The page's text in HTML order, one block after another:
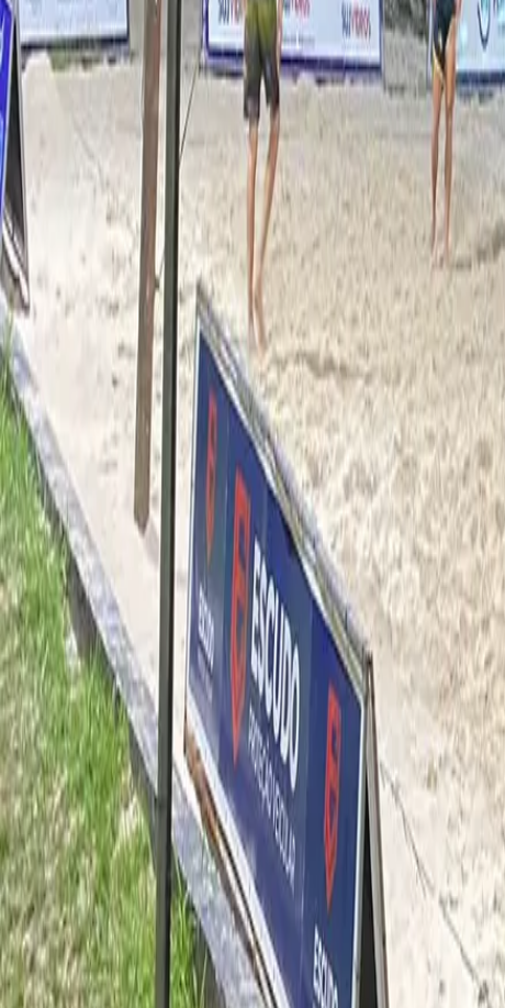
E9 Treinamento
Avenida Radial C, 092, Clube Arsenal
Futevôlei
1/6
Aberta agora
06:00 às 21:00
Mais horários
Modalidades e planos
Horários da academia
Contato
Comodidades
Todas as informações são fornecidas pela academia
entrar em contato diretamente com a academia.
Gostou dessa academia?
São mais de 35.000 pelo Brasil
Cadastre-se